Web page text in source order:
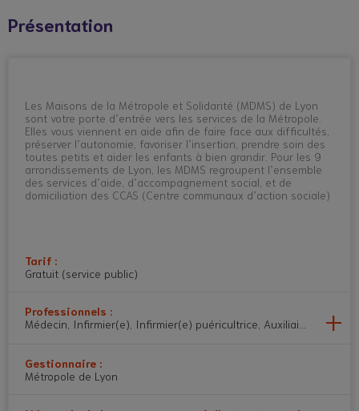
Présentation
Les Maisons de la Métropole et Solidarité (MDMS) de Lyon
sont votre porte d’entrée vers les services de la Métropole.
Elles vous viennent en aide afin de faire face aux difficultés,
préserver l’autonomie, favoriser l’insertion, prendre soin des
toutes petits et aider les enfants à bien grandir. Pour les 9
arrondissements de Lyon, les MDMS regroupent l’ensemble
des services d’aide, d’accompagnement social, et de
domiciliation des CCAS (Centre communaux d’action sociale)
Tarif :
Gratuit (service public)
Professionnels :
Médecin, Infirmier(e), Infirmier(e) puéricultrice, Auxiliaire de
Gestionnaire :
Métropole de Lyon